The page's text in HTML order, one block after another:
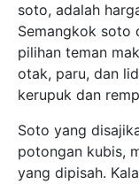
soto, adalah
Semangkok soto
pilihan teman
otak, paru, dan
kerupuk dan
Soto yang
potongan kubis,
yang dipisah.